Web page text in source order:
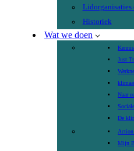
Lidorganisaties
Historiek
Wat we doen
Just
Naar
De
Mijn